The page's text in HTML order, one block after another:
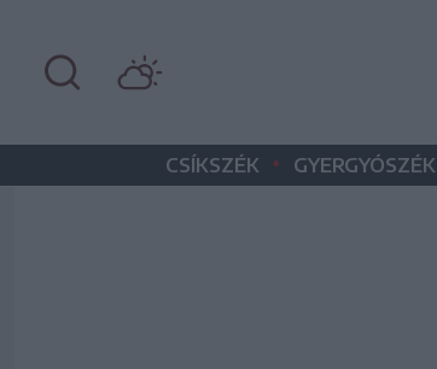
CSÍKSZÉK • GYERGYÓSZÉK